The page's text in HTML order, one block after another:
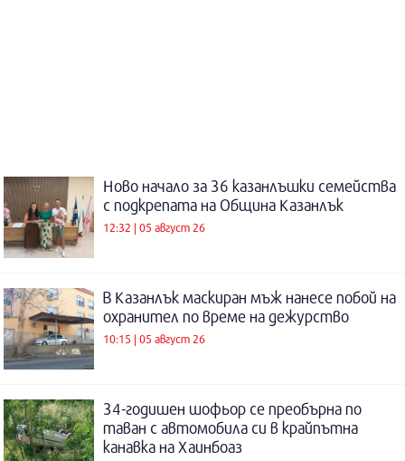
Ново начало за 36 казанлъшки семейства
с подкрепата на Община Казанлък
12:32 | 05 август 26
В Казанлък маскиран мъж нанесе побой на
охранител по време на дежурство
10:15 | 05 август 26
34-годишен шофьор се преобърна по
таван с автомобила си в крайпътна
канавка на Хаинбоаз